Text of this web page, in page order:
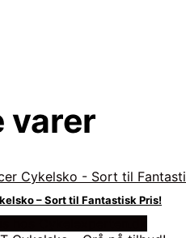
varer
– Sort til Fantastisk Pris!